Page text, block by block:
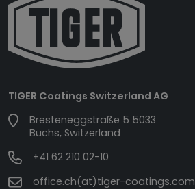
TIGER Coatings Switzerland AG
Bresteneggstraße 5 5033
Buchs, Switzerland
+41 62 210 02-10
office.ch(at)tiger-coatings.com